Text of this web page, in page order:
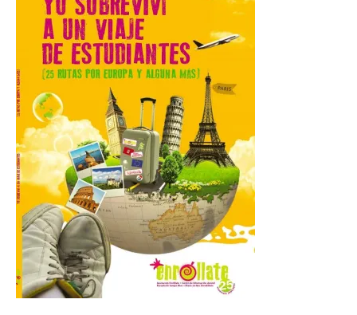
9 Ago 2026
El próximo 12 de agosto
se producirá el fenómeno
natural excepcional que
podrá verse en muchos
puntos de la comarca,
pero hay que recordar que la observación
debe hacerse siguiendo las pautas de
seguridad recomendadas. La Comarca de
Cinco Villas […]
La vigésima fotografía de
León de…viaje nos llega
desde el Pic d’Angonella
en el Principat d’Andorra